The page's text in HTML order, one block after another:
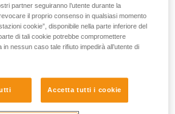
sulla corda lato frenante per
il controllo.
si tiene la corda lato frenante,
leva di sbloccaggio presenta un
in particolare in prossimità di un
partner seguiranno l’utente durante la
il proprio consenso in qualsiasi momento
cookie”, disponibile nella parte inferiore del
di tali cookie potrebbe compromettere
in nessun caso tale rifiuto impedirà all’utente di
Accetta tutti i cookie